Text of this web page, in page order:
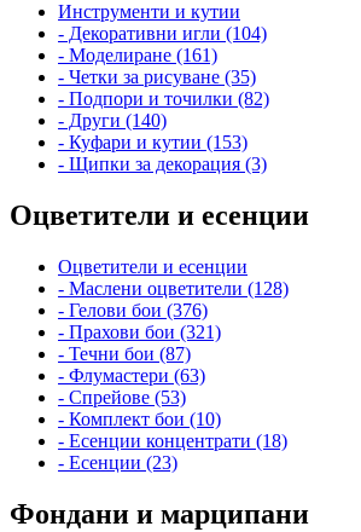
Инструменти и кутии
- Декоративни игли (104)
- Моделиране (161)
- Четки за рисуване (35)
- Подпори и точилки (82)
- Други (140)
- Куфари и кутии (153)
- Щипки за декорация (3)
Оцветители и есенции
Оцветители и есенции
- Маслени оцветители (128)
- Гелови бои (376)
- Прахови бои (321)
- Течни бои (87)
- Флумастери (63)
- Спрейове (53)
- Комплект бои (10)
- Есенции концентрати (18)
- Есенции (23)
Фондани и марципани